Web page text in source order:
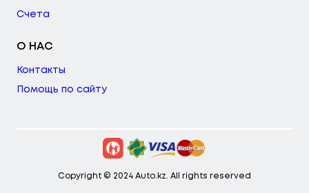
Счета
О НАС
Контакты
Помощь по сайту
Copyright © 2024 Auto.kz. All rights reserved